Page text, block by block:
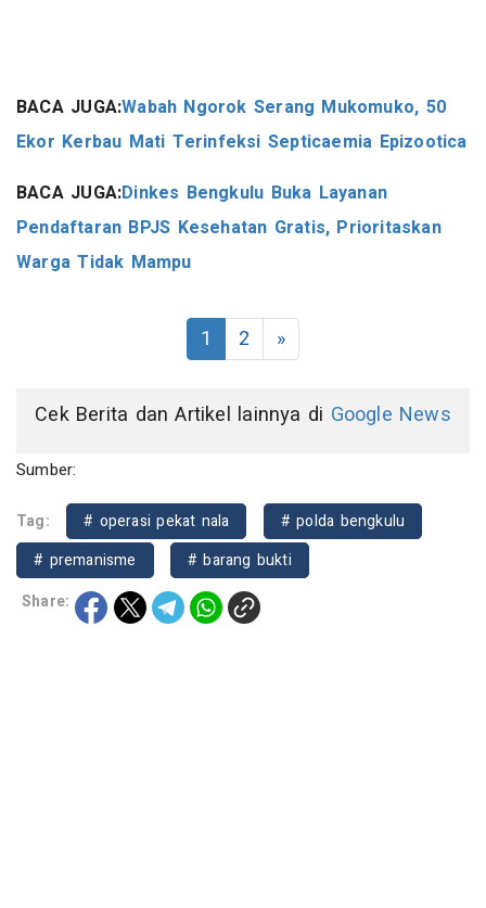
BACA JUGA:Wabah Ngorok Serang Mukomuko, 50
Ekor Kerbau Mati Terinfeksi Septicaemia Epizootica
BACA JUGA:Dinkes Bengkulu Buka Layanan
Pendaftaran BPJS Kesehatan Gratis, Prioritaskan
Warga Tidak Mampu
1 2 »
Cek Berita dan Artikel lainnya di Google News
Sumber:
Tag: # operasi pekat nala
# polda bengkulu
# premanisme
# barang bukti
Share: